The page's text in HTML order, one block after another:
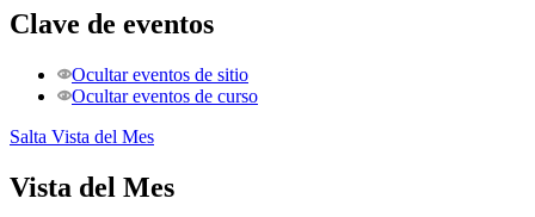
Clave de eventos
Ocultar eventos de sitio
Ocultar eventos de curso
Salta Vista del Mes
Vista del Mes